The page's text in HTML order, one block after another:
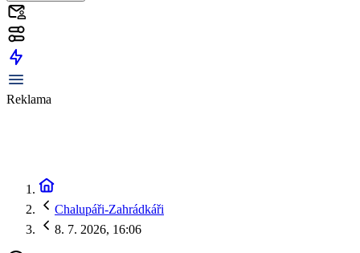
Reklama
Chalupáři-Zahrádkáři
8. 7. 2026, 16:06